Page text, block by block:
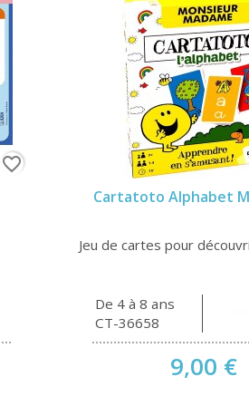
favorite_border
Cartatoto Alphabet
Jeu de cartes pour
De 4 à 8 ans
CT-36658
9,00 €